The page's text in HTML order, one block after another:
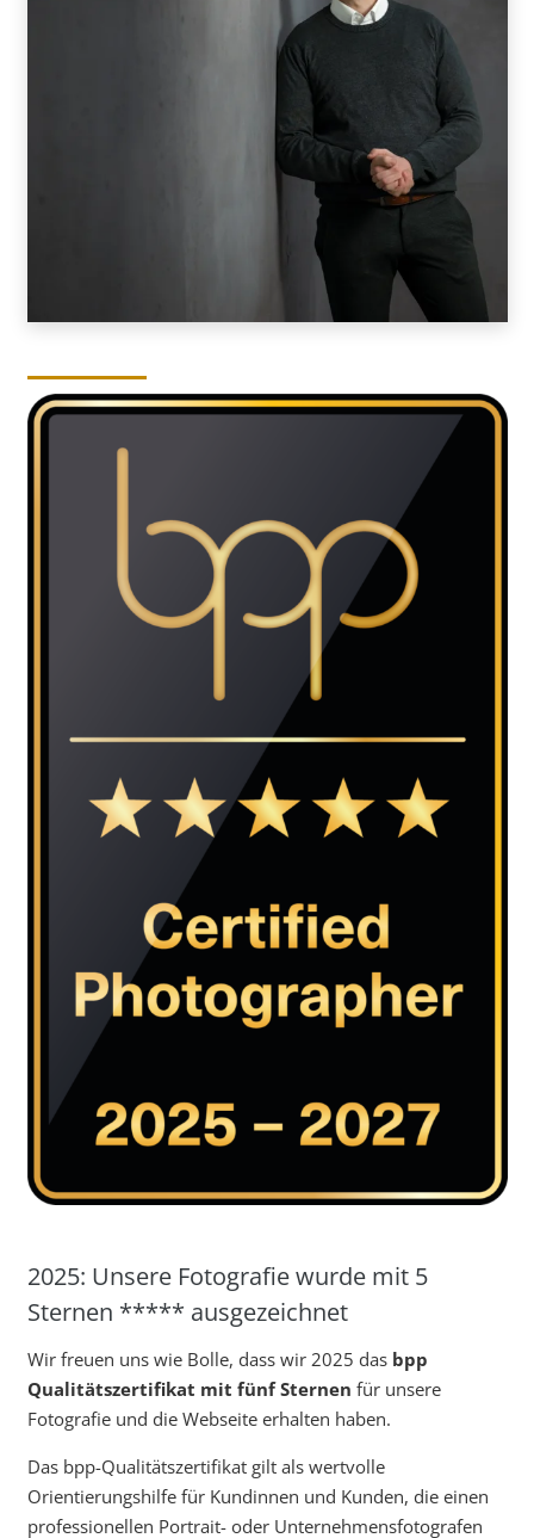
2025: Unsere Fotografie wurde mit 5
Sternen ***** ausgezeichnet
Wir freuen uns wie Bolle, dass wir 2025 das bpp
Qualitätszertifikat mit fünf Sternen für unsere
Fotografie und die Webseite erhalten haben.
Das bpp-Qualitätszertifikat gilt als wertvolle
Orientierungshilfe für Kundinnen und Kunden, die einen
professionellen Portrait- oder Unternehmensfotografen